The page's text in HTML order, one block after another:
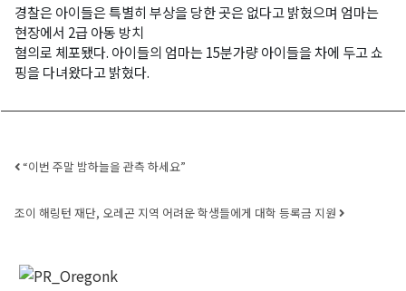
경찰은 아이들은 특별히 부상을 당한 곳은 없다고 밝혔으며 엄마는
현장에서 2급 아동 방치
혐의로 체포됐다. 아이들의 엄마는 15분가량 아이들을 차에 두고 쇼
핑을 다녀왔다고 밝혔다.
Post navigation
“이번 주말 밤하늘을 관측 하세요”
조이 해링턴 재단, 오레곤 지역 어려운 학생들에게 대학 등록금 지원